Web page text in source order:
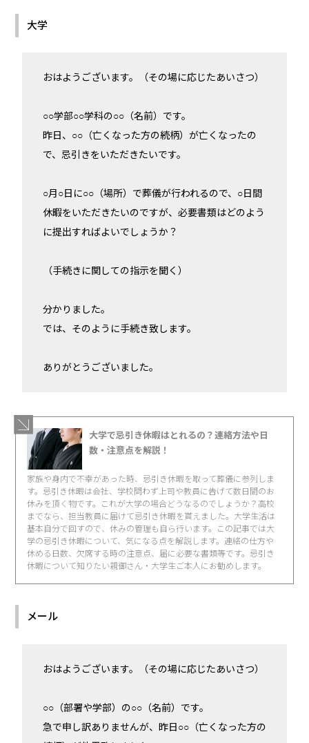
大学
おはようございます。（その場に応じたあいさつ）
○○学部○○学科の○○（名前）です。
昨日、○○（亡くなった方の続柄）が亡くなったの
で、忌引きをいただきたいです。
○月○日に○○（場所）で葬儀が行われるので、○日間
休暇をいただきたいのですが、必要書類はどのよう
に提出すればよいでしょうか？
（手続きに関しての指示を聞く）
分かりました。
では、そのように手続き致します。
ありがとうございました。
大学で忌引き休暇はとれるの？連絡方法や日
数・注意点を解説！
家族や身内で不幸があった時、忌引き休暇を取って葬儀に参列しま
す。忌引き休暇は会社、学校問わず上司や教員に告げて数日間のお
休みを頂く物です。これが大学の場合どうなるのでしょうか？高校
までなら、担当教員に届けて忌引き休暇を貰えました。大学生活は
基本自分で回すので、休みの管理も自ら行います。この記事では大
学の忌引き休暇について、気になる点を解説します。連絡の仕方や
休める日数、欠席する時の注意点、届に必要な書類等です。忌引き
休暇について知りたい親御さん・大学生ご本人にお勧めします。
メール
おはようございます。（その場に応じたあいさつ）
○○（部署や学部）の○○（名前）です。
急で申し訳ありませんが、昨日○○（亡くなった方の